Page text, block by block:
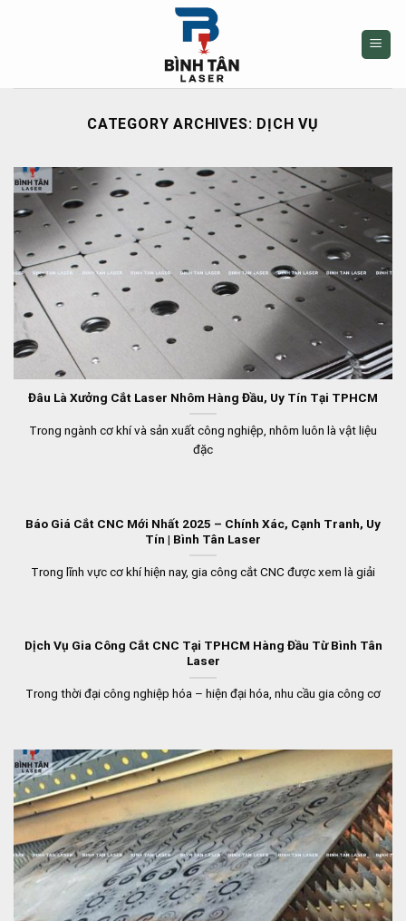
CATEGORY ARCHIVES: DỊCH VỤ
Đâu Là Xưởng Cắt Laser Nhôm Hàng Đầu, Uy Tín Tại TPHCM
Trong ngành cơ khí và sản xuất công nghiệp, nhôm luôn là vật liệu
đặc
Báo Giá Cắt CNC Mới Nhất 2025 – Chính Xác, Cạnh Tranh, Uy
Tín | Bình Tân Laser
Trong lĩnh vực cơ khí hiện nay, gia công cắt CNC được xem là giải
Dịch Vụ Gia Công Cắt CNC Tại TPHCM Hàng Đầu Từ Bình Tân
Laser
Trong thời đại công nghiệp hóa – hiện đại hóa, nhu cầu gia công cơ